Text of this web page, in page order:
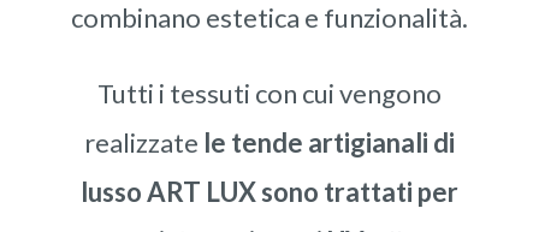
combinano estetica e funzionalità.
Tutti i tessuti con cui vengono
realizzate le tende artigianali di
lusso ART LUX sono trattati per